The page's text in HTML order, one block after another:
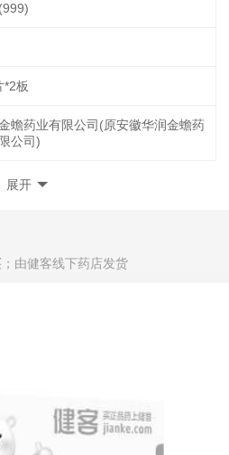
*2板
蟾药业有限公司(原安徽华润金蟾药
公司)
展开
由健客线下药店发货